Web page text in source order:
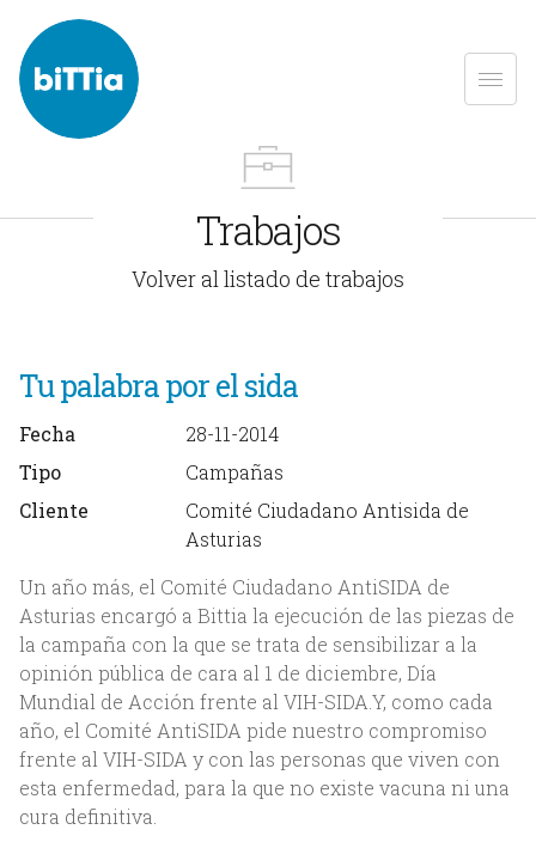
Trabajos
Volver al listado de trabajos
Tu palabra por el sida
Fecha
28-11-2014
Tipo
Campañas
Cliente
Comité Ciudadano Antisida de
Asturias
Un año más, el Comité Ciudadano AntiSIDA de
Asturias encargó a Bittia la ejecución de las piezas de
la campaña con la que se trata de sensibilizar a la
opinión pública de cara al 1 de diciembre, Día
Mundial de Acción frente al VIH-SIDA.Y, como cada
año, el Comité AntiSIDA pide nuestro compromiso
frente al VIH-SIDA y con las personas que viven con
esta enfermedad, para la que no existe vacuna ni una
cura definitiva.